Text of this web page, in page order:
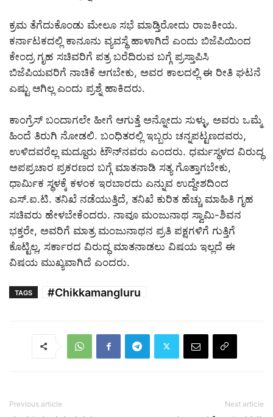
ಕ್ರಮ ತೆಗೆದುಕೊಂಡು ಮೇಲೂ ಸಭೆ ಮಾಡ್ತಿರೋದು ರಾಜಕೀಯ.
ಕರ್ನಾಟಕದಲ್ಲಿ ಕಾನೂನು ವ್ಯವಸ್ಥೆ ಹಾಳಾಗಿದೆ ಎಂದು ಬಿಜೆಪಿಯಿಂದ
ಕೇಂದ್ರ ಗೃಹ ಸಚಿವರಿಗೆ ಪತ್ರ ಬರೆದಿರುವ ಬಗ್ಗೆ ಪ್ರಸ್ತಾಪಿಸಿ
ಬಿಜೆಪಿಯವರಿಗೆ ನಾಚಿಕೆ ಆಗಬೇಕು, ಅವರ ಕಾಲದಲ್ಲಿ ಈ ರೀತಿ ಘಟನೆ
ಎಷ್ಟು ಆಗಿಲ್ಲ ಎಂದು ಪ್ರಶ್ನೆ ಹಾಕಿದರು.
ಕಾಂಗ್ರೆಸ್ ಬಂದಾಗಲೇ ಹೀಗೆ ಆಗುತ್ತೆ ಅನ್ನೋದು ಸುಳ್ಳು, ಅವರು ಒಮ್ಮೆ
ಹಿಂದೆ ತಿರುಗಿ ನೋಡಲಿ. ಬಂಧಿತರಲ್ಲಿ ಇಬ್ಬರು ಚನ್ನಪಟ್ಟಣದವರು,
ಉಳಿದವರೆಲ್ಲ ಮದ್ದೂರು ಟೌನ್‌ನವರು ಎಂದರು. ಧರ್ಮಸ್ಥಳದ ವಿರುದ್ಧ
ಅಪಪ್ರಚಾರ ಪ್ರಕರಣದ ಬಗ್ಗೆ ಮಾತನಾಡಿ ಸತ್ಯ ಗೊತ್ತಾಗಬೇಕು,
ಧಾರ್ಮಿಕ ಸ್ಥಳಕ್ಕೆ ಕಳಂಕ ಇರಬಾರದು ಎನ್ನುವ ಉದ್ದೇಶದಿಂದ
ಎಸ್.ಐ.ಟಿ. ತನಿಖೆ ನಡೆಯುತ್ತಿದೆ, ತನಿಖೆ ಕುರಿತ ಹೆಚ್ಚು ಮಾಹಿತಿ ಗೃಹ
ಸಚಿವರು ಹೇಳಬೇಕೆಂದರು. ನಾವೂ ಮಂಜುನಾಥ ಸ್ವಾಮಿ-ಶಿವನ
ಭಕ್ತರೇ, ಅವರಿಗೆ ಮಾತ್ರ ಮಂಜುನಾಥನ ಪ್ರತಿ ಪಕ್ಷಗಳಿಗೆ ಗುತ್ತಿಗೆ
ಕೊಟ್ಟಿಲ್ಲ, ಸರ್ಕಾರದ ವಿರುದ್ಧ ಮಾತನಾಡಲು ವಿಷಯ ಇಲ್ಲದೆ ಈ
ವಿಷಯ ಮುಖ್ಯವಾಗಿದೆ ಎಂದರು.
TAGS #Chikkamangluru
Previous article Next article